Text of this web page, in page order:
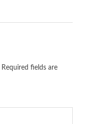
Required fields are